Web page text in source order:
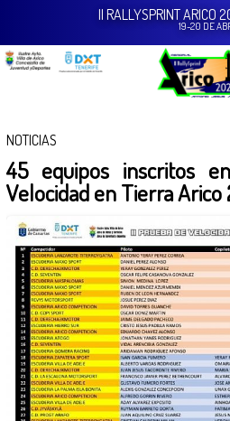
II RALLYSPRINT ARICO
19-20 DE
NOTICIAS
45 equipos inscritos
Velocidad en Tierra Arico